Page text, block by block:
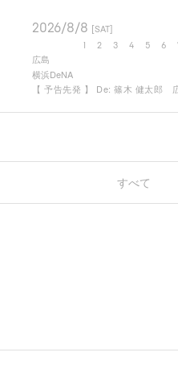
2026/8/8 [SAT]
2 3 4 5 6
広島
横浜DeNA
【 予告先発 】 De: 篠木 健太郎
すべて